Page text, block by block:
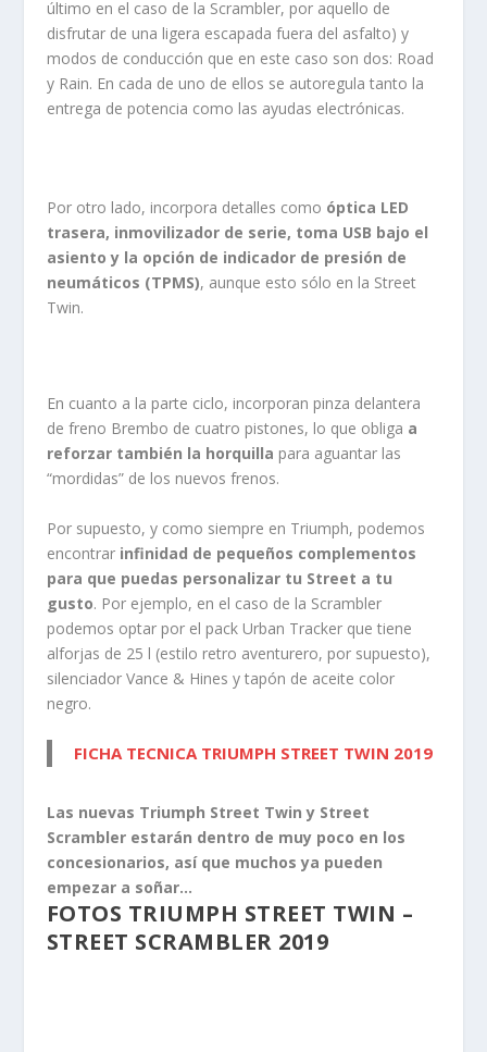
último en el caso de la Scrambler, por aquello de
disfrutar de una ligera escapada fuera del asfalto) y
modos de conducción que en este caso son dos: Road
y Rain. En cada de uno de ellos se autoregula tanto la
entrega de potencia como las ayudas electrónicas.
Por otro lado, incorpora detalles como óptica LED
trasera, inmovilizador de serie, toma USB bajo el
asiento y la opción de indicador de presión de
neumáticos (TPMS), aunque esto sólo en la Street
Twin.
En cuanto a la parte ciclo, incorporan pinza delantera
de freno Brembo de cuatro pistones, lo que obliga a
reforzar también la horquilla para aguantar las
“mordidas” de los nuevos frenos.
Por supuesto, y como siempre en Triumph, podemos
encontrar infinidad de pequeños complementos
para que puedas personalizar tu Street a tu
gusto. Por ejemplo, en el caso de la Scrambler
podemos optar por el pack Urban Tracker que tiene
alforjas de 25 l (estilo retro aventurero, por supuesto),
silenciador Vance & Hines y tapón de aceite color
negro.
FICHA TECNICA TRIUMPH STREET TWIN 2019
Las nuevas Triumph Street Twin y Street
Scrambler estarán dentro de muy poco en los
concesionarios, así que muchos ya pueden
empezar a soñar…
FOTOS TRIUMPH STREET TWIN –
STREET SCRAMBLER 2019